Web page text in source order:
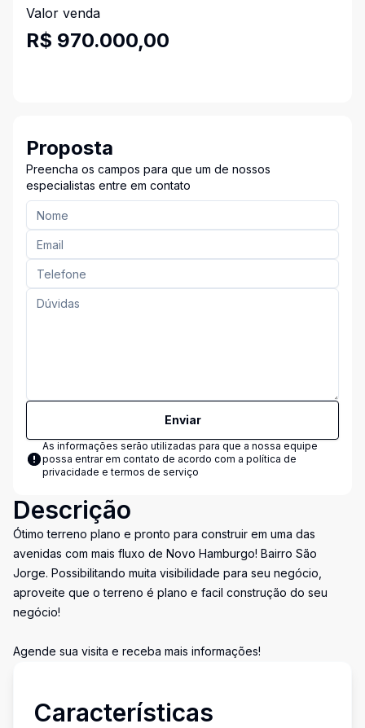
Valor venda
R$ 970.000,00
Proposta
Preencha os campos para que um de nossos
especialistas entre em contato
Enviar
As informações serão utilizadas para que a nossa equipe
possa entrar em contato de acordo com a política de
privacidade e termos de serviço
Descrição
Ótimo terreno plano e pronto para construir em uma das
avenidas com mais fluxo de Novo Hamburgo! Bairro São
Jorge. Possibilitando muita visibilidade para seu negócio,
aproveite que o terreno é plano e facil construção do seu
negócio!
Agende sua visita e receba mais informações!
Características